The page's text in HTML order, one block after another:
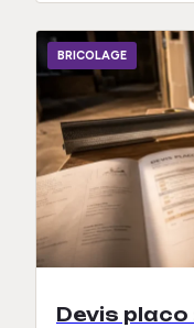
BRICOLAGE
Devis